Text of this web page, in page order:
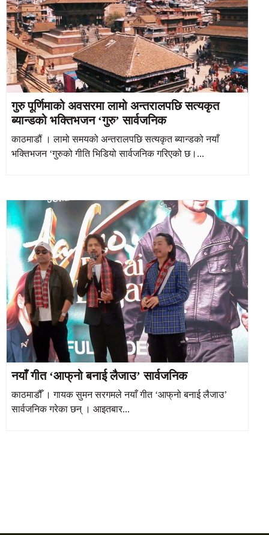
गुरु पूर्णिमाको अवसरमा लामो अन्तरालपछि सत्यकृत
ब्यान्डको भक्तिभजन ‘गुरु’ सार्वजनिक
काठमाडौं । लामो समयको अन्तरालपछि सत्यकृत ब्यान्डको नयाँ
भक्तिभजन ‘गुरुको गीति भिडियो सार्वजनिक गरिएको छ।...
नयाँ गीत ‘आफ्‌नो बनाई लैजाउ’ सार्वजनिक
काठमाडौँ । गायक सुमन सरगमले नयाँ गीत ‘आफ्‌नो बनाई लैजाउ’
सार्वजनिक गरेका छन् । आइतबार...